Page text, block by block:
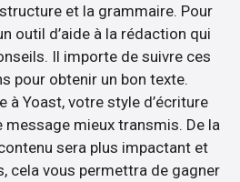
et la grammaire. Pour
outil d’aide à la rédaction qui
Il importe de suivre ces
pour obtenir un bon texte.
à Yoast, votre style d’écriture
mieux transmis. De la
sera plus impactant et
cela vous permettra de gagner